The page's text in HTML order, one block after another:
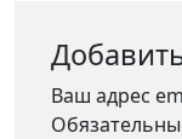
Ваш адрес